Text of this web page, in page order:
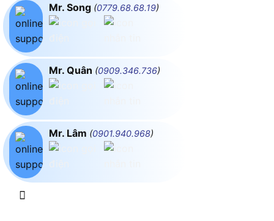
Mr. Song (0779.68.68.19)
Mr. Quân (0909.346.736)
Mr. Lâm (0901.940.968)